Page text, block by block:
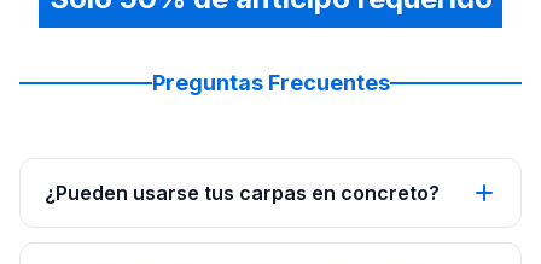
Preguntas Frecuentes
¿Pueden usarse tus carpas en concreto?